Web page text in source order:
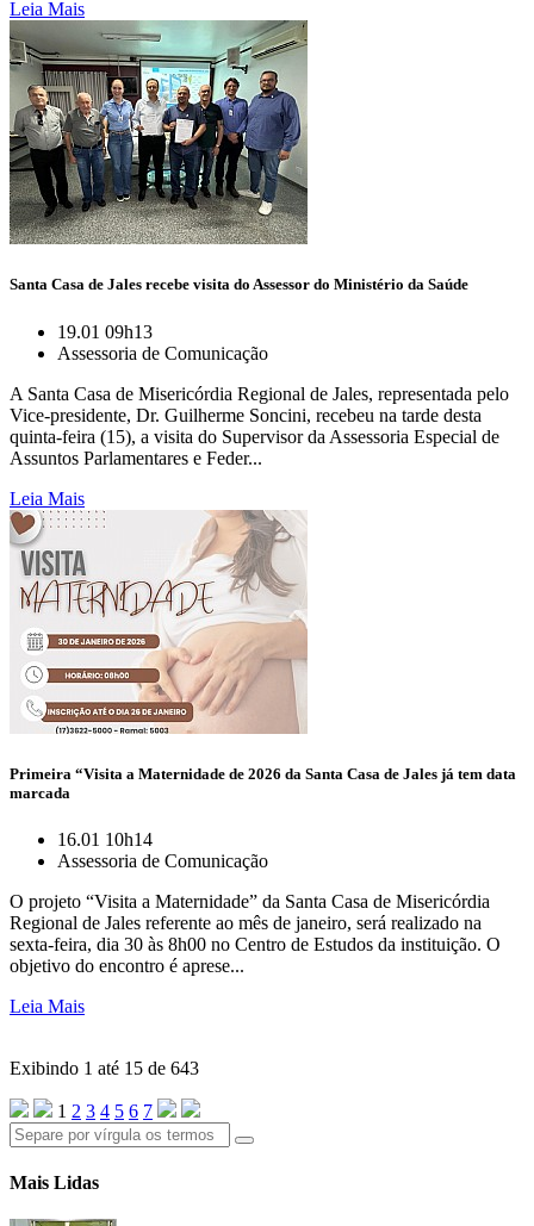
Leia Mais
Santa Casa de Jales recebe visita do Assessor do Ministério da Saúde
19.01 09h13
Assessoria de Comunicação
A Santa Casa de Misericórdia Regional de Jales, representada pelo
Vice-presidente, Dr. Guilherme Soncini, recebeu na tarde desta
quinta-feira (15), a visita do Supervisor da Assessoria Especial de
Assuntos Parlamentares e Feder...
Leia Mais
Primeira “Visita a Maternidade de 2026 da Santa Casa de Jales já tem data
marcada
16.01 10h14
Assessoria de Comunicação
O projeto “Visita a Maternidade” da Santa Casa de Misericórdia
Regional de Jales referente ao mês de janeiro, será realizado na
sexta-feira, dia 30 às 8h00 no Centro de Estudos da instituição. O
objetivo do encontro é aprese...
Leia Mais
Exibindo 1 até 15 de 643
1 2 3 4 5 6 7
Mais Lidas